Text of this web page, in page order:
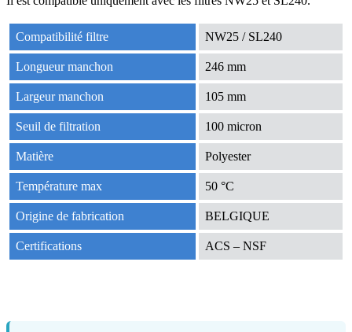
Compatibilité filtre NW25 / SL240
Longueur manchon 246 mm
Largeur manchon 105 mm
Seuil de filtration 100 micron
Matière Polyester
Température max 50 °C
Origine de fabrication BELGIQUE
Certifications ACS – NSF